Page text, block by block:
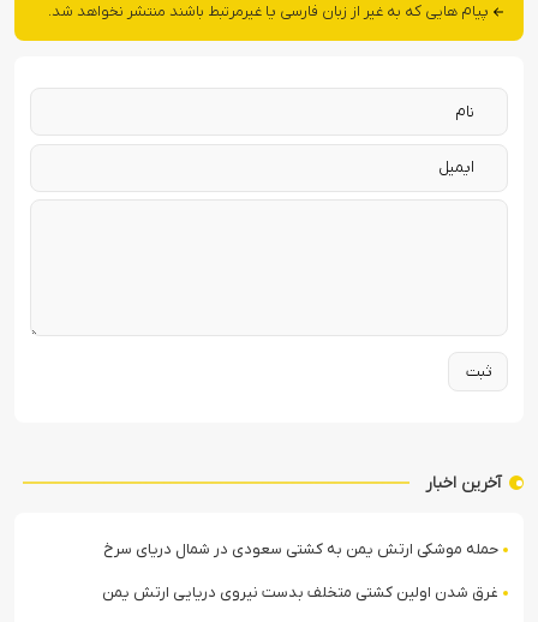
پیام هایی که به غیر از زبان فارسی یا غیرمرتبط باشند منتشر نخواهد شد.
آخرین اخبار
حمله موشکی ارتش یمن به کشتی سعودی در شمال دریای سرخ
غرق شدن اولین کشتی متخلف بدست نیروی دریایی ارتش یمن